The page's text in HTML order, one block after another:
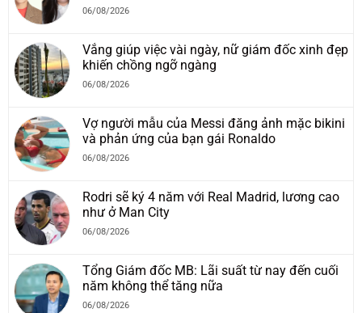
06/08/2026
Vắng giúp việc vài ngày, nữ giám đốc xinh đẹp
khiến chồng ngỡ ngàng
06/08/2026
Vợ người mẫu của Messi đăng ảnh mặc bikini
và phản ứng của bạn gái Ronaldo
06/08/2026
Rodri sẽ ký 4 năm với Real Madrid, lương cao
như ở Man City
06/08/2026
Tổng Giám đốc MB: Lãi suất từ nay đến cuối
năm không thể tăng nữa
06/08/2026